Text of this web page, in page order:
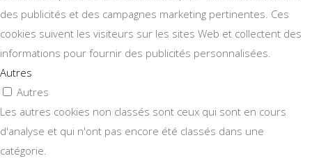
des publicités et des campagnes marketing pertinentes. Ces
cookies suivent les visiteurs sur les sites Web et collectent des
informations pour fournir des publicités personnalisées.
Autres
Autres
Les autres cookies non classés sont ceux qui sont en cours
d'analyse et qui n'ont pas encore été classés dans une
catégorie.